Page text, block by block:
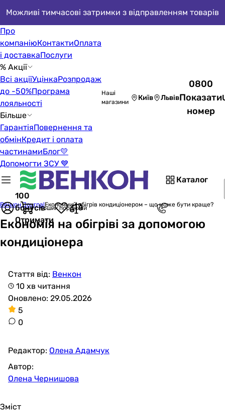
Можливі тимчасові затримки з відправленням товарів
Про
компаніюКонтактиОплата
і доставкаПослуги
% Акції
Всі акціїУцінкаРозпродаж
до -50%Програма
лояльності
Більше
ГарантіяПовернення та
обмінКредит і оплата
частинамиБлог💛
Допомогти ЗСУ 💙
Наші
магазини
Київ Львів
0800
Показати
номер
Каталог
100
бонусів
Отримати
Кошик порожній
Венкон JournalЕкономний обігрів кондиціонером – що може бути краще?
Економія на обігріві за допомогою
кондиціонера
Стаття від: Венкон
10 хв читання
Оновлено: 29.05.2026
5
0
Редактор: Олена Адамчук
Автор:
Олена Чернишова
Зміст